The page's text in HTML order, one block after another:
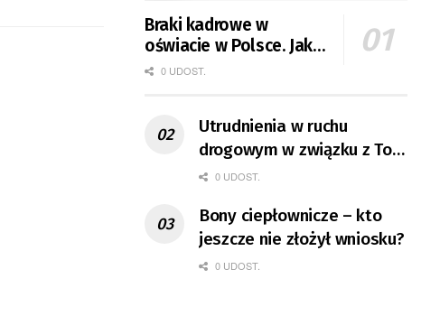
Braki kadrowe w
oświacie w Polsce. Jak
jest w Gorzowie?
0 UDOST.
Utrudnienia w ruchu
drogowym w związku z Tour
de Pologne
0 UDOST.
Bony ciepłownicze – kto
jeszcze nie złożył wniosku?
0 UDOST.